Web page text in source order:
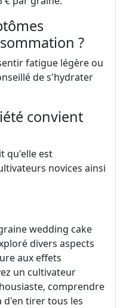
?
fatigue légère ou
de s'hydrater
convient
qu'elle est
novices ainsi
wedding cake
divers aspects
aux effets
un cultivateur
comprendre
d'en tirer tous les